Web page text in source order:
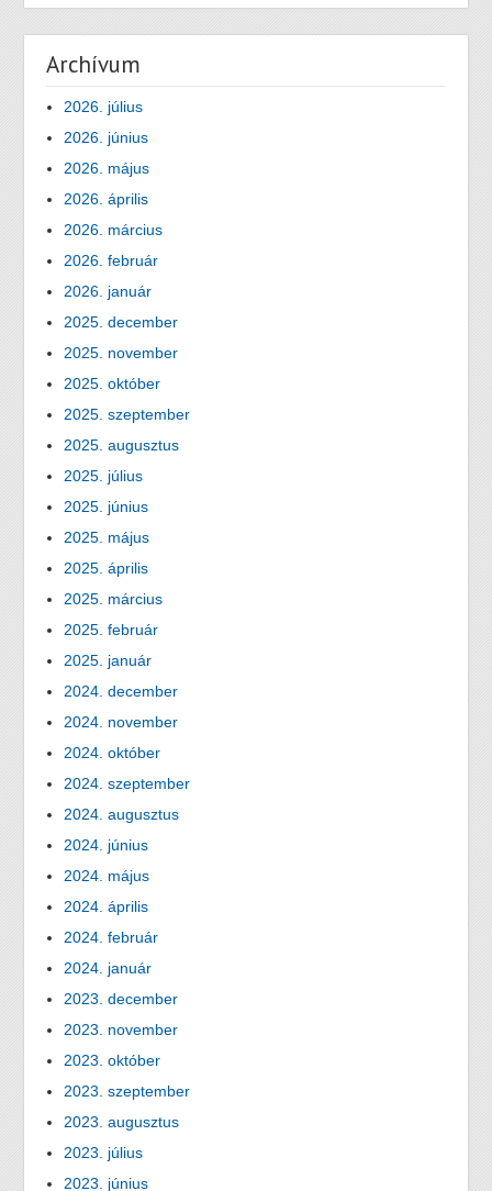
Archívum
2026. július
2026. június
2026. május
2026. április
2026. március
2026. február
2026. január
2025. december
2025. november
2025. október
2025. szeptember
2025. augusztus
2025. július
2025. június
2025. május
2025. április
2025. március
2025. február
2025. január
2024. december
2024. november
2024. október
2024. szeptember
2024. augusztus
2024. június
2024. május
2024. április
2024. február
2024. január
2023. december
2023. november
2023. október
2023. szeptember
2023. augusztus
2023. július
2023. június